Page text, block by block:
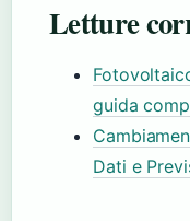
Letture
guida
Dati e